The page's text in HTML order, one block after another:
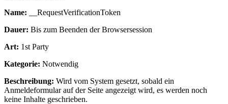
Name: __RequestVerificationToken
Dauer: Bis zum Beenden der Browsersession
Art: 1st Party
Kategorie: Notwendig
Beschreibung: Wird vom System gesetzt, sobald ein
Anmeldeformular auf der Seite angezeigt wird, es werden noch
keine Inhalte geschrieben.